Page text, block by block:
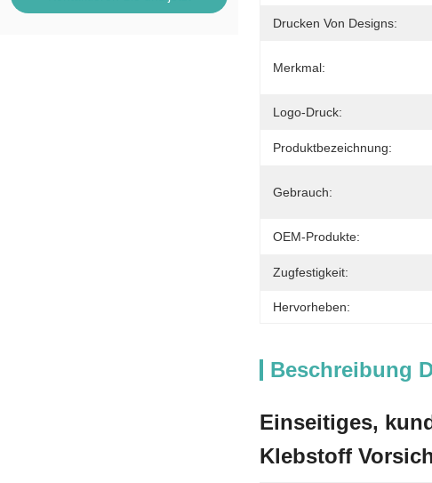
Drucken Von Designs:
Merkmal:
Logo-Druck:
Produktbezeichnung:
Gebrauch:
OEM-Produkte:
Zugfestigkeit:
Hervorheben:
Beschreibung
Einseitiges,
Klebstoff